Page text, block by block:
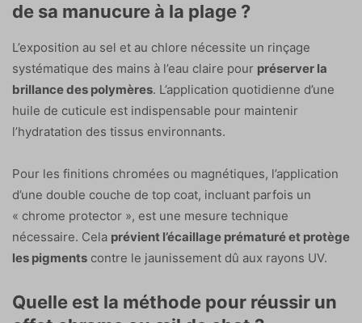
de sa manucure à la plage ?
L’exposition au sel et au chlore nécessite un rinçage
systématique des mains à l’eau claire pour préserver la
brillance des polymères. L’application quotidienne d’une
huile de cuticule est indispensable pour maintenir
l’hydratation des tissus environnants.
Pour les finitions chromées ou magnétiques, l’application
d’une double couche de top coat, incluant parfois un
« chrome protector », est une mesure technique
nécessaire. Cela prévient l’écaillage prématuré et protège
les pigments contre le jaunissement dû aux rayons UV.
Quelle est la méthode pour réussir un